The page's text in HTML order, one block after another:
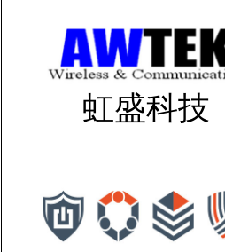
虹盛科技